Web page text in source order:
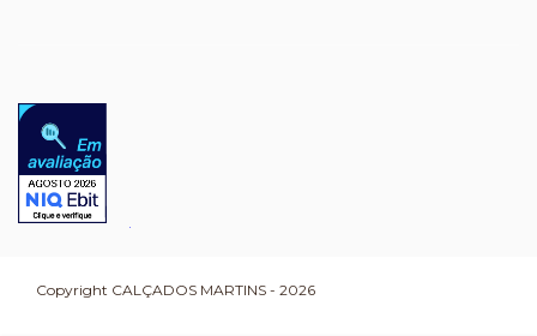
Copyright CALÇADOS MARTINS - 2026